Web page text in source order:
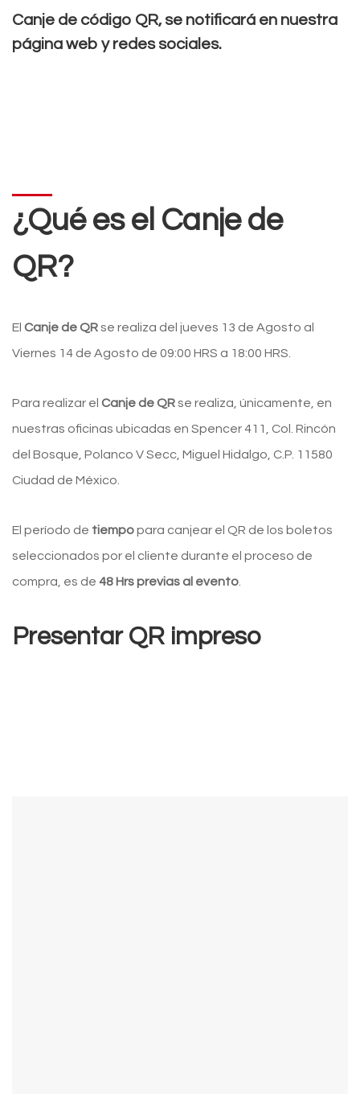
Canje de código QR, se notificará en nuestra
página web y redes sociales.
¿Qué es el Canje de
QR?
El Canje de QRse realiza del jueves 13 de Agosto al
Viernes 14 de Agosto de 09:00 HRS a 18:00 HRS.
Para realizar el Canje de QRse realiza, únicamente, en
nuestras oficinas ubicadas en Spencer 411, Col. Rincón
del Bosque, Polanco V Secc, Miguel Hidalgo, C.P. 11580
Ciudad de México.
El período de tiempopara canjear el QR de los boletos
seleccionados por el cliente durante el proceso de
compra, es de 48 Hrs previas al evento
Presentar QR impreso